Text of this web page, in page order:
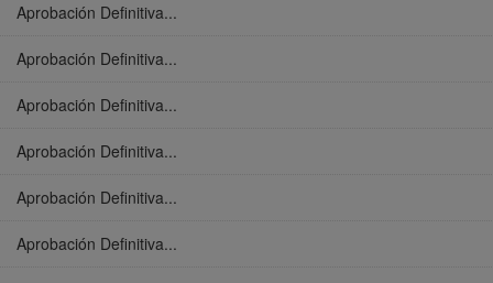
Aprobación Definitiva...
Aprobación Definitiva...
Aprobación Definitiva...
Aprobación Definitiva...
Aprobación Definitiva...
Aprobación Definitiva...